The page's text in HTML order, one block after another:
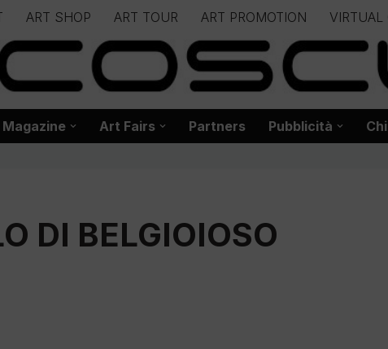
ART SHOP ART TOUR ART PROMOTION VIRTUAL
– – – – – – – – – www.biancoscuro.it – – – – – – – – – – – – – – –
– Editoria – Spazi Espositivi – Concorsi
Art Fairs Partners Pubblicità
DI BELGIOIOSO